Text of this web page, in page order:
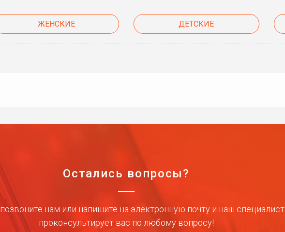
ЖЕНСКИЕ ДЕТСКИЕ
Остались вопросы?
нам или напишите на электронную почту и наш специалист
проконсультирует вас по любому вопросу!